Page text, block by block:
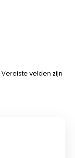
Vereiste velden zijn